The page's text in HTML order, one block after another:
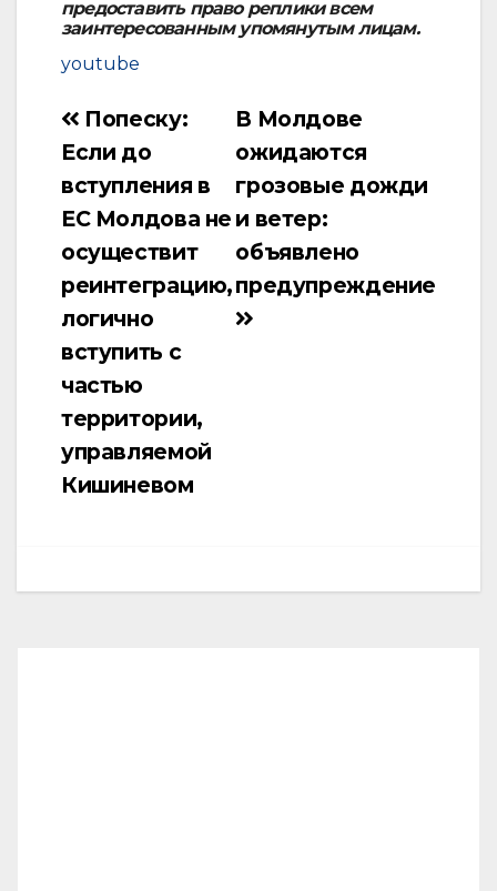
предоставить право реплики всем
заинтересованным упомянутым лицам.
youtube
Навигация
по
записям
В Молдове
ожидаются
грозовые дожди
и ветер:
объявлено
предупреждение
Попеску:
Если до
вступления в
ЕС Молдова не
осуществит
реинтеграцию,
логично
вступить с
частью
территории,
управляемой
Кишиневом